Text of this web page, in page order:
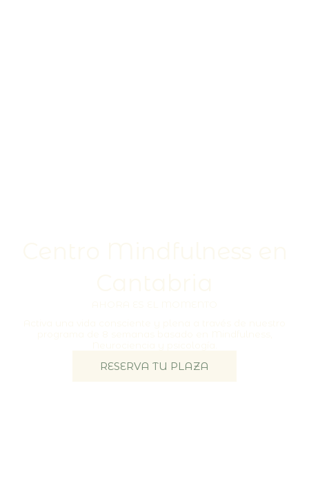
RESERVA TU PLAZA